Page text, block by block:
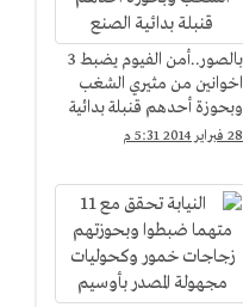
بالصور..أمن الفيوم يضبط 3
اخوانين من مثيري الشغب
وبحوزة أحدهم قنبلة بدائية
الصنع
28 فبراير 2014 5:31 م